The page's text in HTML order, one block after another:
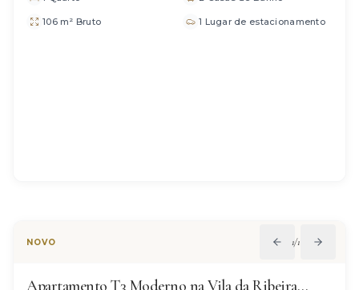
106 m² Bruto 1 Lugar de estacionamento
NOVO 1/12
Apartamento T3 Moderno na Vila da Ribeira